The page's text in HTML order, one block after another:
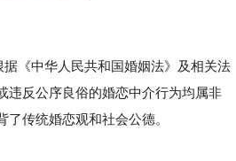
《中华人民共和国婚姻法》及相关法
违反公序良俗的婚恋中介行为均属非
传统婚恋观和社会公德。